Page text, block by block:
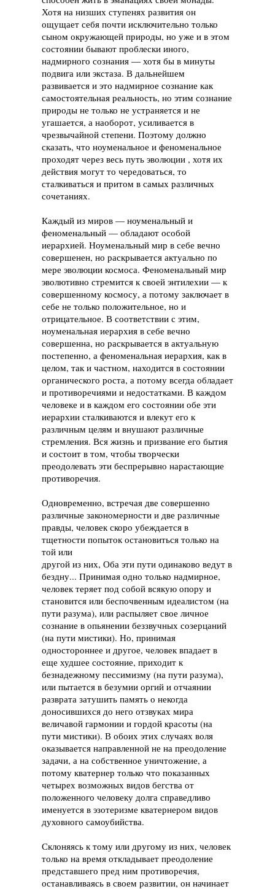
Хотя на низших ступенях развития он
ощущает себя почти исключительно только
сыном окружающей природы, но уже и в этом
состоянии бывают проблески иного,
надмирного сознания — хотя бы в минуты
подвига или экстаза. В дальнейшем
развивается и это надмирное сознание как
самостоятельная реальность, но этим сознание
природы не только не устраняется и не
угашается, а наоборот, усиливается в
чрезвычайной степени. Поэтому должно
сказать, что ноуменальное и феноменальное
проходят через весь путь эволюции , хотя их
действия могут то чередоваться, то
сталкиваться и притом в самых различных
сочетаниях.
Каждый из миров — ноуменальный и
феноменальный — обладают особой
иерархией. Ноуменальный мир в себе вечно
совершенен, но раскрывается актуально по
мере эволюции космоса. Феноменальный мир
эволютивно стремится к своей энтилехии — к
совершенному космосу, а потому заключает в
себе не только положительное, но и
отрицательное. В соответствии с этим,
ноуменальная иерархия в себе вечно
совершенна, но раскрывается в актуальную
постепенно, а феноменальная иерархия, как в
целом, так и частном, находится в состоянии
органического роста, а потому всегда обладает
и противоречиями и недостатками. В каждом
человеке и в каждом его состоянии обе эти
иерархии сталкиваются и влекут его к
различным целям и внушают различные
стремления. Вся жизнь и призвание его бытия
и состоит в том, чтобы творчески
преодолевать эти беспрерывно нарастающие
противоречия.
Одновременно, встречая две совершенно
различные закономерности и две различные
правды, человек скоро убеждается в
тщетности попыток остановиться только на
той или
другой из них, Оба эти пути одинаково ведут в
бездну... Принимая одно только надмирное,
человек теряет под собой всякую опору и
становится или беспочвенным идеалистом (на
пути разума), или распыляет свое личное
сознание в опьянении беззвучных созерцаний
(на пути мистики). Но, принимая
одностороннее и другое, человек впадает в
еще худшее состояние, приходит к
безнадежному пессимизму (на пути разума),
или пытается в безумии оргий и отчаянии
разврата затушить память о некогда
доносившихся до него отзвуках мира
величавой гармонии и гордой красоты (на
пути мистики). В обоих этих случаях воля
оказывается направленной не на преодоление
задачи, а на собственное уничтожение, а
потому кватернер только что показанных
четырех возможных видов бегства от
положенного человеку долга справедливо
именуется в эзотеризме кватернером видов
духовного самоубийства.
Склоняясь к тому или другому из них, человек
только на время откладывает преодоление
представшего пред ним противоречия,
останавливаясь в своем развитии, он начинает